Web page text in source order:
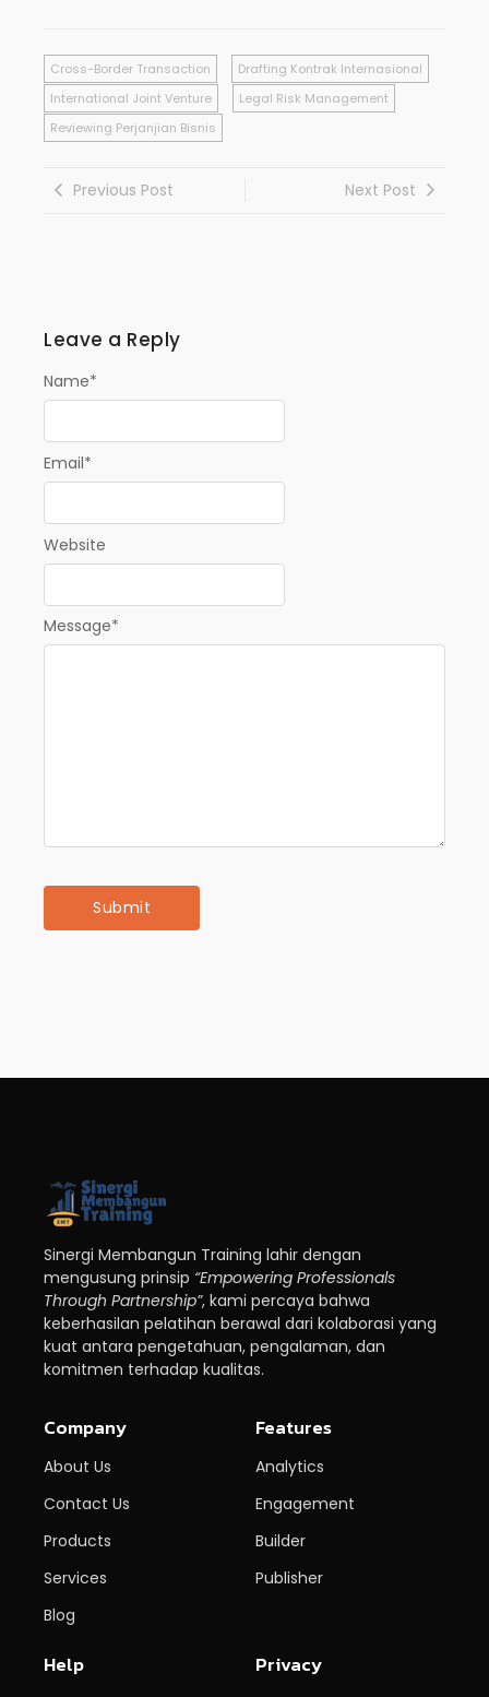
Cross-Border Transaction
Drafting Kontrak Internasional
International Joint Venture
Legal Risk Management
Reviewing Perjanjian Bisnis
Previous Post Next Post
Leave a Reply
Message*
Name*
Email*
Website
Sinergi Membangun Training lahir dengan
mengusung prinsip “Empowering Professionals
Through Partnership”, kami percaya bahwa
keberhasilan pelatihan berawal dari kolaborasi yang
kuat antara pengetahuan, pengalaman, dan
komitmen terhadap kualitas.
Company
About Us
Contact Us
Products
Services
Blog
Features
Analytics
Engagement
Builder
Publisher
Help Privacy